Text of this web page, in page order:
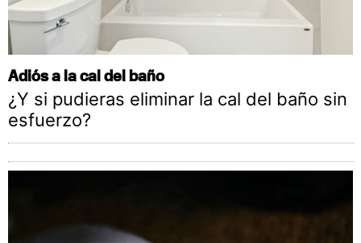
Adiós a la cal del baño
¿Y si pudieras eliminar la cal del baño sin
esfuerzo?